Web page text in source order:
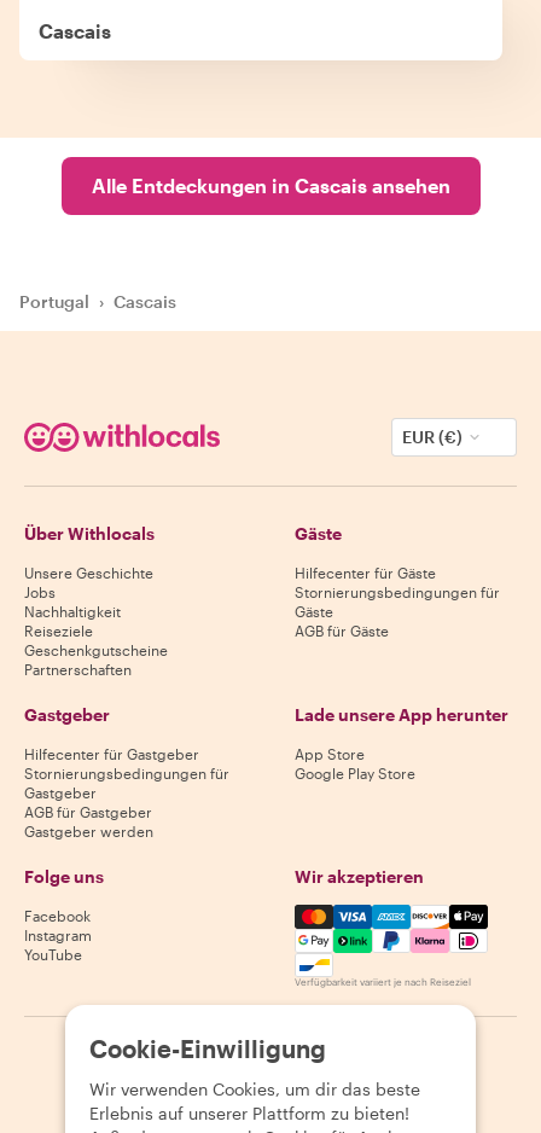
Cascais
Alle Entdeckungen in Cascais ansehen
Portugal › Cascais
EUR (€)
Über Withlocals
Unsere Geschichte
Jobs
Nachhaltigkeit
Reiseziele
Geschenkgutscheine
Partnerschaften
Gäste
Hilfecenter für Gäste
Stornierungsbedingungen für
Gäste
AGB für Gäste
Gastgeber
Hilfecenter für Gastgeber
Stornierungsbedingungen für
Gastgeber
AGB für Gastgeber
Gastgeber werden
Lade unsere App herunter
App Store
Google Play Store
Folge uns
Facebook
Instagram
YouTube
Wir akzeptieren
Mastercard, Visa, Amex,
Verfügbarkeit variiert je nach Reiseziel
2026 Withlocals.com | Datenschutzerklärung
Seitenübersicht
Cookie-Einwilligung
Wir verwenden Cookies, um dir das beste
Erlebnis auf unserer Plattform zu bieten!